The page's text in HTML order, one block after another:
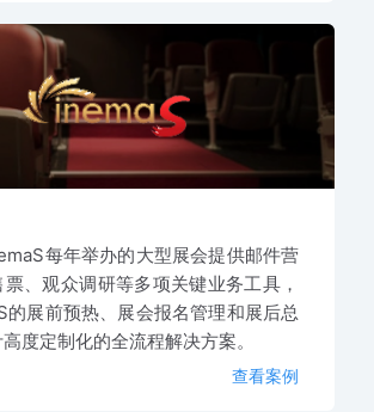
每年举办的大型展会提供邮件营
、观众调研等多项关键业务工具，
的展前预热、展会报名管理和展后总
度定制化的全流程解决方案。
查看案例